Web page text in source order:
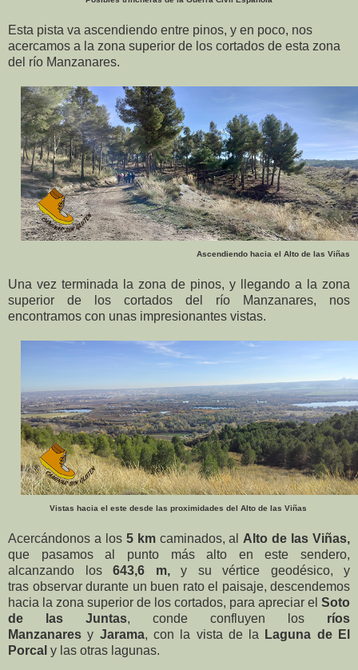
Esta pista va ascendiendo entre pinos, y en poco, nos
acercamos a la zona superior de los cortados de esta zona
del río Manzanares.
Ascendiendo hacia el Alto de las Viñas
Una vez terminada la zona de pinos, y llegando a la zona
superior de los cortados del río Manzanares, nos
encontramos con unas impresionantes vistas.
Vistas hacia el este desde las proximidades del Alto de las Viñas
Acercándonos a los 5 kmcaminados, al Alto de las Viñas,
que pasamos al punto más alto en este sendero,
alcanzando los 643,6 m, y su vértice geodésico, y
tras observar durante un buen rato el paisaje, descendemos
hacia la zona superior de los cortados, para apreciar el Soto
de las Juntas, conde confluyen los ríos
Manzanares y Jarama, con la vista de la
Laguna de El
Porcal y las otras lagunas.